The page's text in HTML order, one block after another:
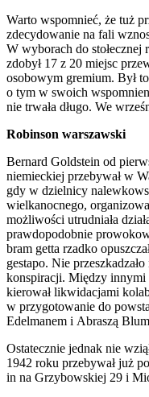
Warto wspomnieć, że tuż
zdecydowanie na fali
W wyborach do
zdobył 17 z 20 miejsc
osobowym gremium. Był
o tym w swoich
nie trwała długo. We
Robinson warszawski
Bernard Goldstein od
niemieckiej przebywał w
gdy w dzielnicy
wielkanocnego,
możliwości utrudniała
prawdopodobnie
bram getta rzadko
gestapo. Nie
konspiracji. Między innymi
kierował likwidacjami
w przygotowanie do
Edelmanem i Abraszą
Ostatecznie jednak nie
1942 roku przebywał już
in na Grzybowskiej 29 i